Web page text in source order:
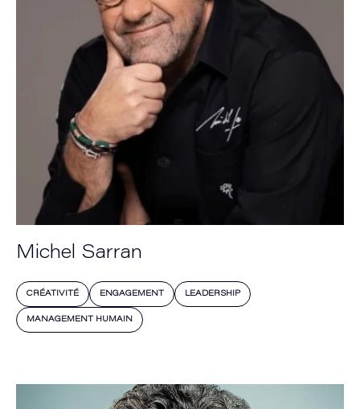
Michel Sarran
CRÉATIVITÉ ENGAGEMENT LEADERSHIP
MANAGEMENT HUMAIN